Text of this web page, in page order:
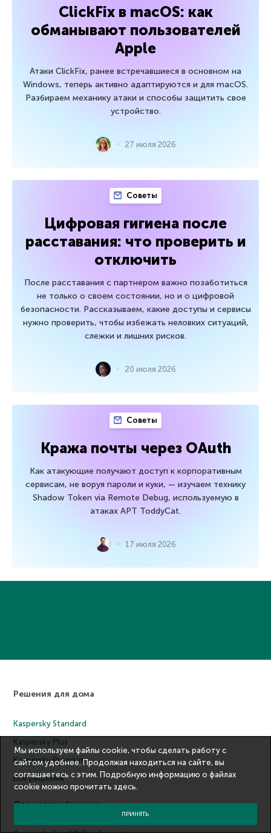
ClickFix в macOS: как
обманывают пользователей
Apple
Атаки ClickFix, ранее встречавшиеся в основном на
Windows, теперь активно адаптируются и для macOS.
Разбираем механику атаки и способы защитить свое
устройство.
27 июля 2026
Советы
Цифровая гигиена после
расставания: что проверить и
отключить
После расставания с партнером важно позаботиться
не только о своем состоянии, но и о цифровой
безопасности. Рассказываем, какие доступы и сервисы
нужно проверить, чтобы избежать неловких ситуаций,
слежки и лишних рисков.
20 июля 2026
Советы
Кража почты через OAuth
Как атакующие получают доступ к корпоративным
сервисам, не воруя пароли и куки, — изучаем технику
Shadow Token via Remote Debug, используемую в
атаках APT ToddyCat.
17 июля 2026
Решения для дома
Kaspersky Standard
Kaspersky Plus
Kaspersky Premium
Все решения
Для малого бизнеса
Мы используем файлы cookie, чтобы сделать работу с
сайтом удобнее. Продолжая находиться на сайте, вы
соглашаетесь с этим. Подробную информацию о файлах
cookie можно прочитатьздесь.
ПРИНЯТЬ